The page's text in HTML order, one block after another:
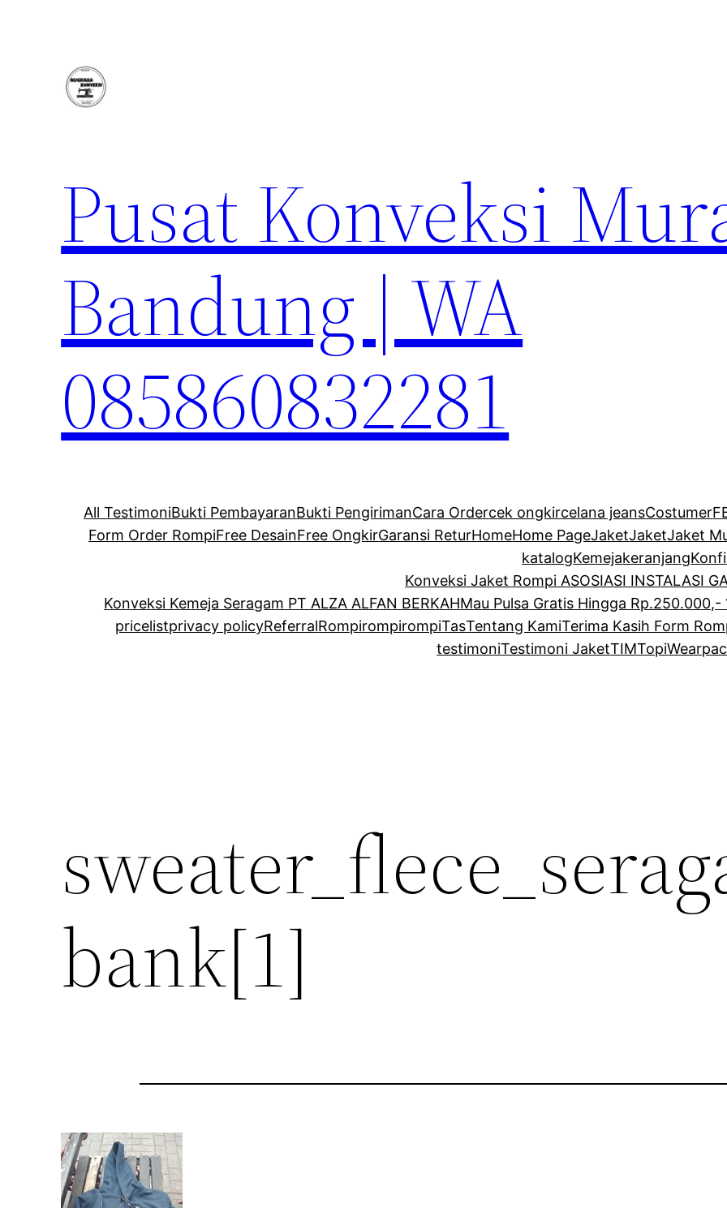
Pusat Konveksi
Bandung | WA
085860832281
All TestimoniBukti PembayaranBukti PengirimanCara Ordercek ongkircelana jeansCostumer
Form Order RompiFree DesainFree OngkirGaransi ReturHomeHome PageJaketJaketJaket
katalogKemejakeranjang
Konveksi Jaket Rompi ASOSIASI INSTALASI
Konveksi Kemeja Seragam PT ALZA ALFAN BERKAHMau Pulsa Gratis Hingga Rp.250.000,-
pricelistprivacy policyReferralRompirompirompiTasTentang KamiTerima Kasih Form
testimoniTestimoni JaketTIMTopi
bank[1]